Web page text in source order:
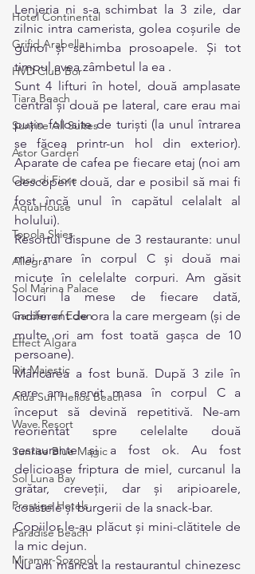
Hotel Continental
Grifid Arabella
HVD Club Bor
Tiara Beach
Sunrise All Suites
Astor Garden
Casa di Fiore
AquaHouse
Topola Skies
Allegra
Sol Marina Palace
Garden of Eden
Effect Algara
Dit Majestic
Alua Sun Helios Beach
Wave Resort
Sunrise Blue Magic
Sol Luna Bay
Prestige Hotels
Paradise Beach
Miramar-Sozopol
Lenjeria ni s-a schimbat la 3 zile, dar
zilnic intra camerista, golea coșurile de
gunoi și schimba prosoapele. Și tot
timpul avea zâmbetul la ea .
Sunt 4 lifturi în hotel, două amplasate
central și două pe lateral, care erau mai
puțin folosite de turiști (la unul întrarea
se făcea printr-un hol din exterior).
Aparate de cafea pe fiecare etaj (noi am
descoperit două, dar e posibil să mai fi
fost încă unul în capătul celalalt al
holului).
Resortul dispune de 3 restaurante: unul
mai mare în corpul C și două mai
micuțe în celelalte corpuri. Am găsit
locuri la mese de fiecare dată,
indiferent de ora la care mergeam (și de
multe ori am fost toată gașca de 10
persoane).
Mâncarea a fost bună. După 3 zile în
care am servit masa în corpul C a
început să devină repetitivă. Ne-am
reorientat spre celelalte două
restaurante și a fost ok. Au fost
delicioase friptura de miel, curcanul la
grătar, creveții, dar și aripioarele,
coastele și burgerii de la snack-bar.
Copiilor le-au plăcut și mini-clătitele de
la mic dejun.
Nu am mâncat la restaurantul chinezesc